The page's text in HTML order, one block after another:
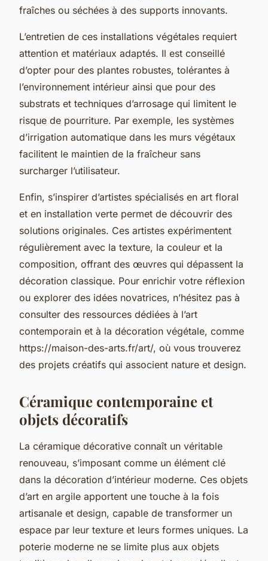
fraîches ou séchées à des supports innovants.
L’entretien de ces installations végétales requiert
attention et matériaux adaptés. Il est conseillé
d’opter pour des plantes robustes, tolérantes à
l’environnement intérieur ainsi que pour des
substrats et techniques d’arrosage qui limitent le
risque de pourriture. Par exemple, les systèmes
d’irrigation automatique dans les murs végétaux
facilitent le maintien de la fraîcheur sans
surcharger l’utilisateur.
Enfin, s’inspirer d’artistes spécialisés en art floral
et en installation verte permet de découvrir des
solutions originales. Ces artistes expérimentent
régulièrement avec la texture, la couleur et la
composition, offrant des œuvres qui dépassent la
décoration classique. Pour enrichir votre réflexion
ou explorer des idées novatrices, n’hésitez pas à
consulter des ressources dédiées à l’art
contemporain et à la décoration végétale, comme
https://maison-des-arts.fr/art/, où vous trouverez
des projets créatifs qui associent nature et design.
Céramique contemporaine et
objets décoratifs
La céramique décorative connaît un véritable
renouveau, s’imposant comme un élément clé
dans la décoration d’intérieur moderne. Ces objets
d’art en argile apportent une touche à la fois
artisanale et design, capable de transformer un
espace par leur texture et leurs formes uniques. La
poterie moderne ne se limite plus aux objets